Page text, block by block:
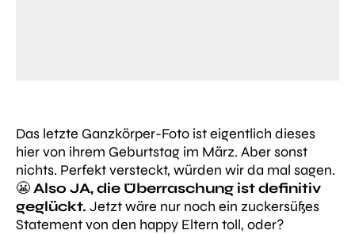
Das letzte Ganzkörper-Foto ist eigentlich dieses
hier von ihrem Geburtstag im März. Aber sonst
nichts. Perfekt versteckt, würden wir da mal sagen.
😬Also JA, die Überraschung ist definitiv
geglückt. Jetzt wäre nur noch ein zuckersüßes
Statement von den happy Eltern toll, oder?